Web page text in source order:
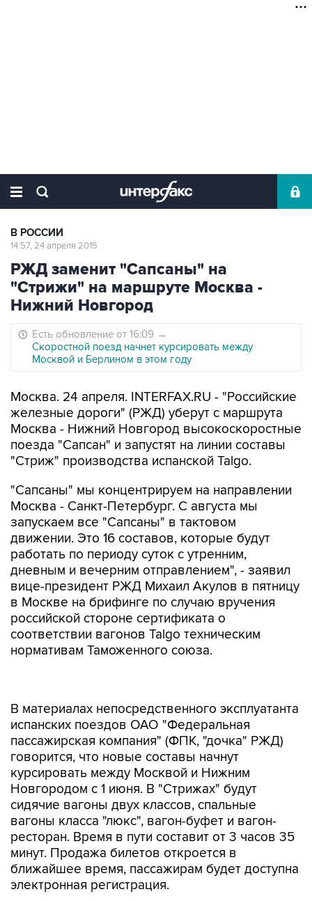
В РОССИИ
14:57, 24 апреля 2015
РЖД заменит "Сапсаны" на
"Стрижи" на маршруте Москва -
Нижний Новгород
Есть обновление от 16:09 →
Скоростной поезд начнет курсировать между
Москвой и Берлином в этом году
Москва. 24 апреля. INTERFAX.RU - "Российские
железные дороги" (РЖД) уберут с маршрута
Москва - Нижний Новгород высокоскоростные
поезда "Сапсан" и запустят на линии составы
"Стриж" производства испанской Talgo.
"Сапсаны" мы концентрируем на направлении
Москва - Санкт-Петербург. С августа мы
запускаем все "Сапсаны" в тактовом
движении. Это 16 составов, которые будут
работать по периоду суток с утренним,
дневным и вечерним отправлением", - заявил
вице-президент РЖД Михаил Акулов в пятницу
в Москве на брифинге по случаю вручения
российской стороне сертификата о
соответствии вагонов Talgo техническим
нормативам Таможенного союза.
пассажирская компания" (ФПК, "дочка" РЖД)
говорится, что новые составы начнут
курсировать между Москвой и Нижним
Новгородом с 1 июня. В "Стрижах" будут
сидячие вагоны двух классов, спальные
вагоны класса "люкс", вагон-буфет и вагон-
ресторан. Время в пути составит от 3 часов 35
минут. Продажа билетов откроется в
ближайшее время, пассажирам будет доступна
электронная регистрация.
"Таким образом, мы с лета получим две